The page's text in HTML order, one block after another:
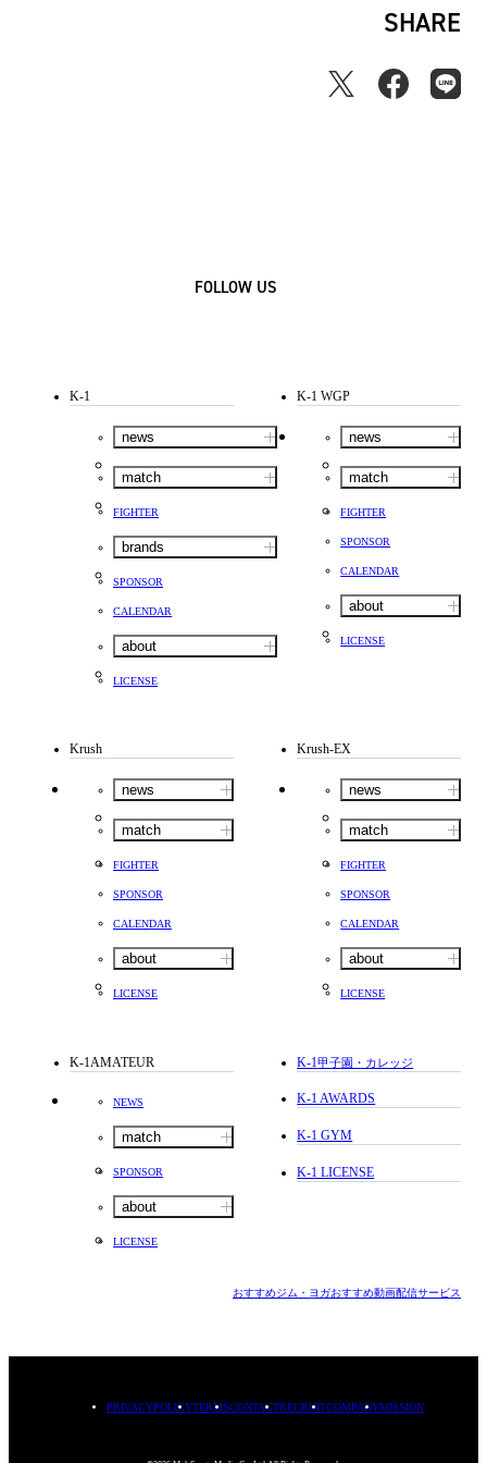
SHARE
FOLLOW US
K-1
news
match
FIGHTER
brands
SPONSOR
CALENDAR
about
LICENSE
K-1 WGP
news
match
FIGHTER
SPONSOR
CALENDAR
about
LICENSE
Krush
news
match
FIGHTER
SPONSOR
CALENDAR
about
LICENSE
Krush-EX
news
match
FIGHTER
SPONSOR
CALENDAR
about
LICENSE
K-1AMATEUR
NEWS
match
SPONSOR
about
LICENSE
K-1甲子園・カレッジ
K-1 AWARDS
K-1 GYM
K-1 LICENSE
おすすめジム・ヨガおすすめ動画配信サービス
PRIVACYPOLICYTERMSCONTACTRECRUITCOMPANYMISSION